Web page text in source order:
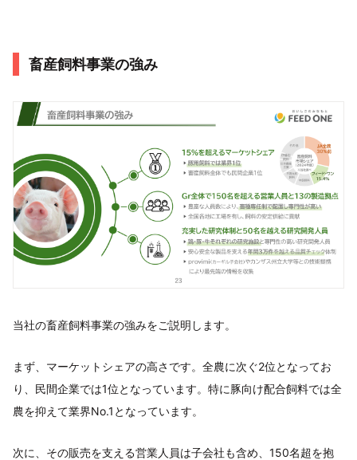
畜産飼料事業の強み
当社の畜産飼料事業の強みをご説明します。
まず、マーケットシェアの高さです。全農に次ぐ2位となってお
り、民間企業では1位となっています。特に豚向け配合飼料では全
農を抑えて業界No.1となっています。
次に、その販売を支える営業人員は子会社も含め、150名超を抱